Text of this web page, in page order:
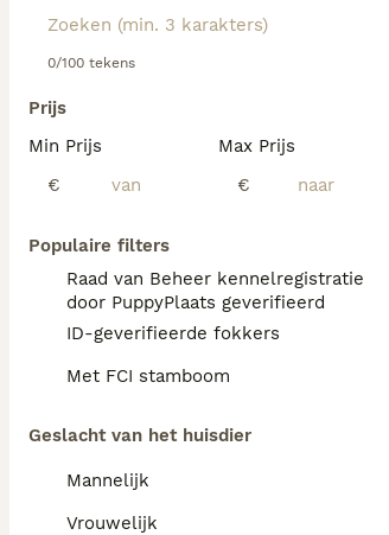
0/100 tekens
Prijs
Min Prijs
€
Max Prijs
€
Populaire filters
Raad van Beheer kennelregistratie
door PuppyPlaats geverifieerd
ID-geverifieerde fokkers
Met FCI stamboom
Geslacht van het huisdier
Mannelijk
Vrouwelijk